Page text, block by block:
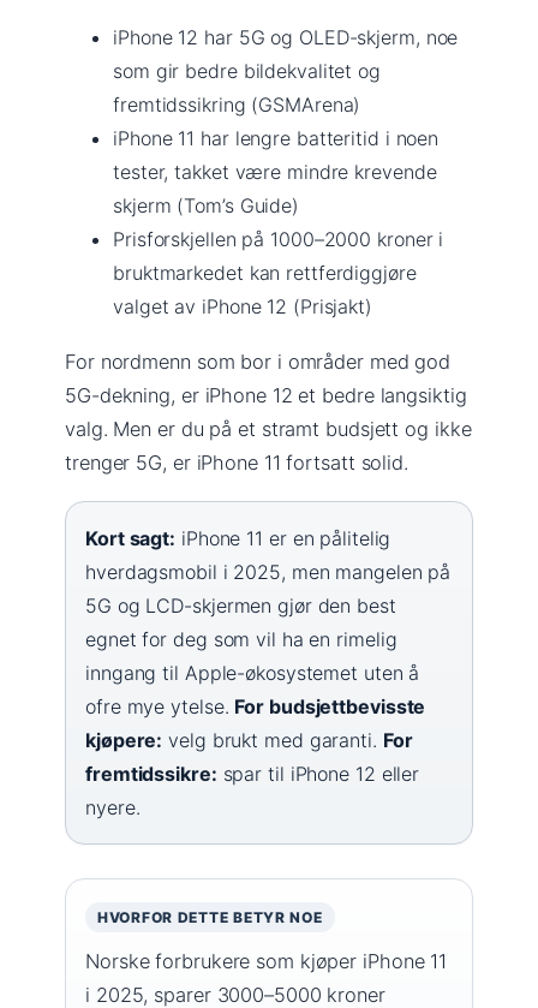
iPhone 12 har 5G og OLED-skjerm, noe
som gir bedre bildekvalitet og
fremtidssikring (GSMArena)
iPhone 11 har lengre batteritid i noen
tester, takket være mindre krevende
skjerm (Tom’s Guide)
Prisforskjellen på 1000–2000 kroner i
bruktmarkedet kan rettferdiggjøre
valget av iPhone 12 (Prisjakt)
For nordmenn som bor i områder med god
5G-dekning, er iPhone 12 et bedre langsiktig
valg. Men er du på et stramt budsjett og ikke
trenger 5G, er iPhone 11 fortsatt solid.
Kort sagt: iPhone 11 er en pålitelig
hverdagsmobil i 2025, men mangelen på
5G og LCD-skjermen gjør den best
egnet for deg som vil ha en rimelig
inngang til Apple-økosystemet uten å
ofre mye ytelse. For budsjettbevisste
kjøpere: velg brukt med garanti. For
fremtidssikre: spar til iPhone 12 eller
nyere.
HVORFOR DETTE BETYR NOE
Norske forbrukere som kjøper iPhone 11
i 2025, sparer 3000–5000 kroner